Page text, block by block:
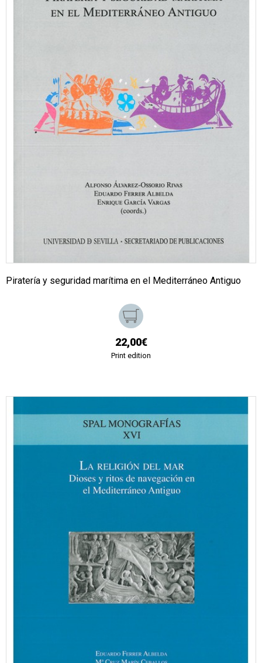
Piratería y seguridad marítima en el Mediterráneo Antiguo
22,00€
Print edition